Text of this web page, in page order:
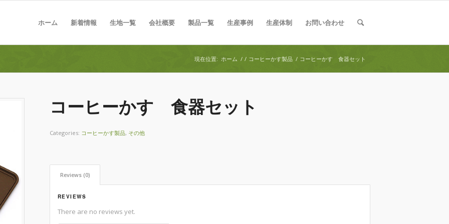
ホーム 新着情報 生地一覧 会社概要 製品一覧 生産事例 生産体制 お問い合わせ
現在位置: ホーム / / コーヒーかす製品 / コーヒーかす 食器セット
コーヒーかす 食器セット
Categories: コーヒーかす製品, その他
Reviews (0)
REVIEWS
There are no reviews yet.